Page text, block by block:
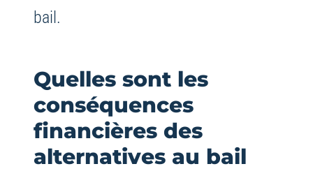
bail.
Quelles sont les
conséquences
financières des
alternatives au bail